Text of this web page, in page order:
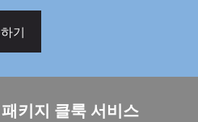
기
키지 클룩 서비스